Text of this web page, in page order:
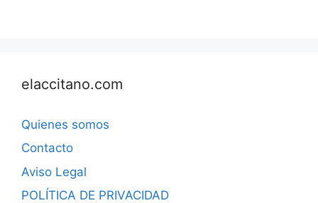
elaccitano.com
Quienes somos
Contacto
Aviso Legal
POLÍTICA DE PRIVACIDAD